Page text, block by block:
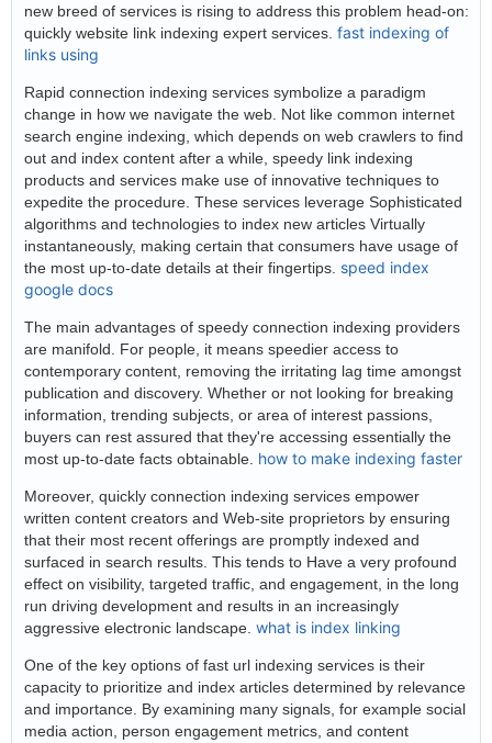
new breed of services is rising to address this problem head-on:
quickly website link indexing expert services. fast indexing of
links using
Rapid connection indexing services symbolize a paradigm
change in how we navigate the web. Not like common internet
search engine indexing, which depends on web crawlers to find
out and index content after a while, speedy link indexing
products and services make use of innovative techniques to
expedite the procedure. These services leverage Sophisticated
algorithms and technologies to index new articles Virtually
instantaneously, making certain that consumers have usage of
the most up-to-date details at their fingertips. speed index
google docs
The main advantages of speedy connection indexing providers
are manifold. For people, it means speedier access to
contemporary content, removing the irritating lag time amongst
publication and discovery. Whether or not looking for breaking
information, trending subjects, or area of interest passions,
buyers can rest assured that they're accessing essentially the
most up-to-date facts obtainable. how to make indexing faster
Moreover, quickly connection indexing services empower
written content creators and Web-site proprietors by ensuring
that their most recent offerings are promptly indexed and
surfaced in search results. This tends to Have a very profound
effect on visibility, targeted traffic, and engagement, in the long
run driving development and results in an increasingly
aggressive electronic landscape. what is index linking
One of the key options of fast url indexing services is their
capacity to prioritize and index articles determined by relevance
and importance. By examining many signals, for example social
media action, person engagement metrics, and content